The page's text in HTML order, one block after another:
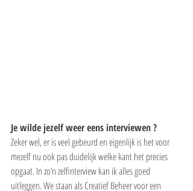
Je wilde jezelf weer eens interviewen ?
Zeker wel, er is veel gebeurd en eigenlijk is het voor
mezelf nu ook pas duidelijk welke kant het precies
opgaat. In zo’n zelfinterview kan ik alles goed
uitleggen. We staan als Creatief Beheer voor een